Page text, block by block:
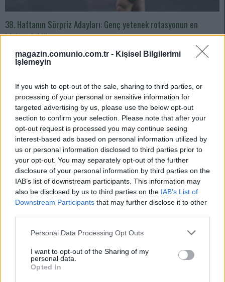
magazin.comunio.com.tr - Kişisel Bilgilerimi
İşlemeyin
If you wish to opt-out of the sale, sharing to third parties, or
processing of your personal or sensitive information for
targeted advertising by us, please use the below opt-out
section to confirm your selection. Please note that after your
opt-out request is processed you may continue seeing
interest-based ads based on personal information utilized by
us or personal information disclosed to third parties prior to
your opt-out. You may separately opt-out of the further
disclosure of your personal information by third parties on the
IAB’s list of downstream participants. This information may
also be disclosed by us to third parties on the IAB’s List of
Downstream Participants that may further disclose it to other
Please note that this website/app uses one or more Google
not limited to your visit or usage behaviour. You may click to
grant or deny consent to Google and its third-party tags to
use your data for below specified purposes in below Google
Personal Data Processing Opt Outs
I want to opt-out of the Sharing of my
personal data.
Opted In
38. Haftanın Sürpriz Adayları: Genç yetenek rotasyonun en
kârlısı olabilir.
Beşiktaş ise kötü giden ligi son maçta Konyaspor karşısında güzel
27. Haftanın Sürpriz Adayları: Eyşan rolünde bu maçta çok acayip